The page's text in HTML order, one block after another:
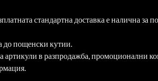
стандартна доставка е налична за
до пощенски кутии.
артикули в разпродажба, промоционални